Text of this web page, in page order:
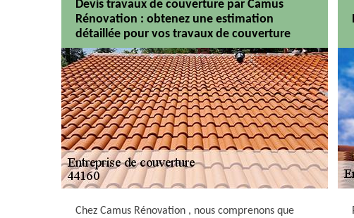
Devis travaux de couverture par Camus
Rénovation : obtenez une estimation
détaillée pour vos travaux de couverture
Chez Camus Rénovation , nous comprenons que